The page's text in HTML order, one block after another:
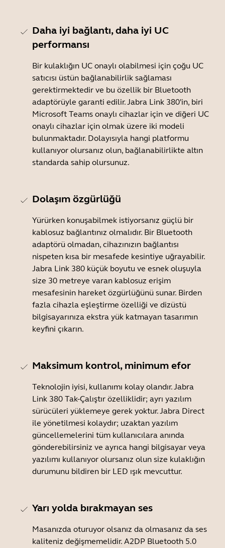
Daha iyi bağlantı, daha iyi UC
performansı
Bir kulaklığın UC onaylı olabilmesi için çoğu UC
satıcısı üstün bağlanabilirlik sağlaması
gerektirmektedir ve bu özellik bir Bluetooth
adaptörüyle garanti edilir. Jabra Link 380'in, biri
Microsoft Teams onaylı cihazlar için ve diğeri UC
onaylı cihazlar için olmak üzere iki modeli
bulunmaktadır. Dolayısıyla hangi platformu
kullanıyor olursanız olun, bağlanabilirlikte altın
standarda sahip olursunuz.
Dolaşım özgürlüğü
Yürürken konuşabilmek istiyorsanız güçlü bir
kablosuz bağlantınız olmalıdır. Bir Bluetooth
adaptörü olmadan, cihazınızın bağlantısı
nispeten kısa bir mesafede kesintiye uğrayabilir.
Jabra Link 380 küçük boyutu ve esnek oluşuyla
size 30 metreye varan kablosuz erişim
mesafesinin hareket özgürlüğünü sunar. Birden
fazla cihazla eşleştirme özelliği ve dizüstü
bilgisayarınıza ekstra yük katmayan tasarımın
keyfini çıkarın.
Maksimum kontrol, minimum efor
Teknolojin iyisi, kullanımı kolay olandır. Jabra
Link 380 Tak-Çalıştır özelliklidir; ayrı yazılım
sürücüleri yüklemeye gerek yoktur. Jabra Direct
ile yönetilmesi kolaydır; uzaktan yazılım
güncellemelerini tüm kullanıcılara anında
gönderebilirsiniz ve ayrıca hangi bilgisayar veya
yazılımı kullanıyor olursanız olun size kulaklığın
durumunu bildiren bir LED ışık mevcuttur.
Yarı yolda bırakmayan ses
Masanızda oturuyor olsanız da olmasanız da ses
kaliteniz değişmemelidir. A2DP Bluetooth 5.0